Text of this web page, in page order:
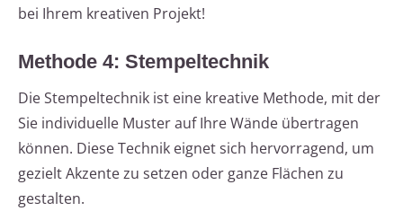
bei Ihrem kreativen Projekt!
Methode 4: Stempeltechnik
Die Stempeltechnik ist eine kreative Methode, mit der
Sie individuelle Muster auf Ihre Wände übertragen
können. Diese Technik eignet sich hervorragend, um
gezielt Akzente zu setzen oder ganze Flächen zu
gestalten.